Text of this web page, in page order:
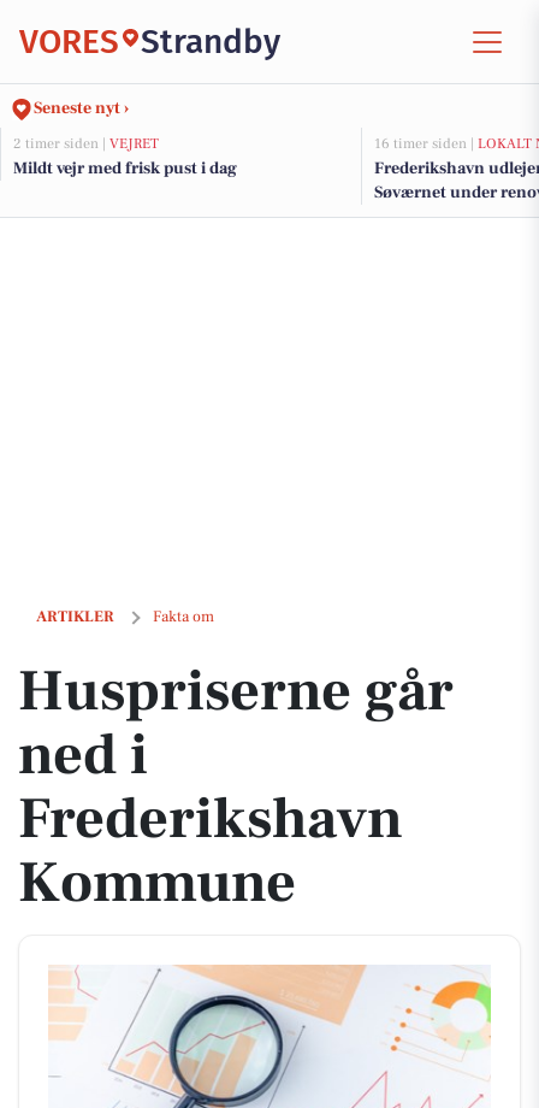
VORES Strandby
Seneste nyt ›
2 timer siden | VEJRET
Mildt vejr med frisk pust i dag
16 timer siden | LOKALT
Frederikshavn
Søværnet under
ARTIKLER Fakta om
Huspriserne går ned i Frederikshavn Kommune
Huspriserne går
ned i
Frederikshavn
Kommune